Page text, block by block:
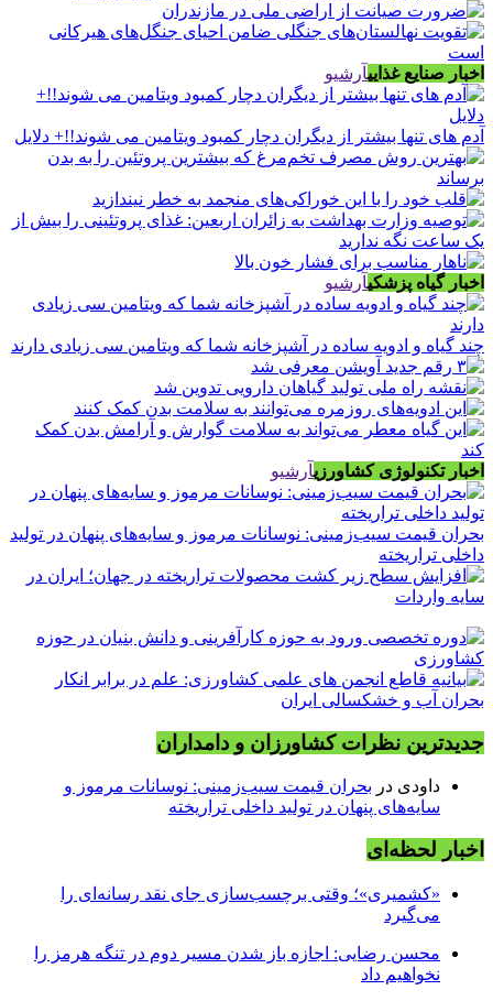
اخبار صنایع غذاییآرشیو
آدم های تنها بیشتر از دیگران دچار کمبود ویتامین می شوند!!+ دلایل
اخبار گیاه پزشکیآرشیو
چند گیاه و ادویه ساده در آشپزخانه شما که ویتامین سی زیادی دارند
اخبار تکنولوژی کشاورزیآرشیو
بحران قیمت سیب‌زمینی: نوسانات مرموز و سایه‌های پنهان در تولید
داخلی تراریخته
جدیدترین نظرات کشاورزان و دامداران
داودی در بحران قیمت سیب‌زمینی: نوسانات مرموز و
سایه‌های پنهان در تولید داخلی تراریخته
اخبار لحظه‌ای
«کشمیری»؛ وقتی برچسب‌سازی جای نقد رسانه‌ای را
می‌گیرد
محسن رضایی: اجازه باز شدن مسیر دوم در تنگه هرمز را
نخواهیم داد